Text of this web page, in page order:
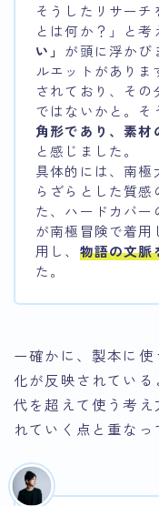
そうしたリサー
とは何か？」と考
い」 が頭に浮かび
ルエットがありま
されており、そ
ではないかと。そ
角形であり、素材
と感じました。
具体的には、南
らざらとした質
た、ハードカバー
が南極冒険で着用
用し、 物語の文脈
た。
ー確かに、製本に
化が反映されてい
代を超えて使う考
れていく点と重なっ